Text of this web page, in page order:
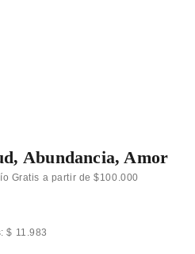
Abundancia, Amor
Gratis a partir de $100.000
$ 11.983